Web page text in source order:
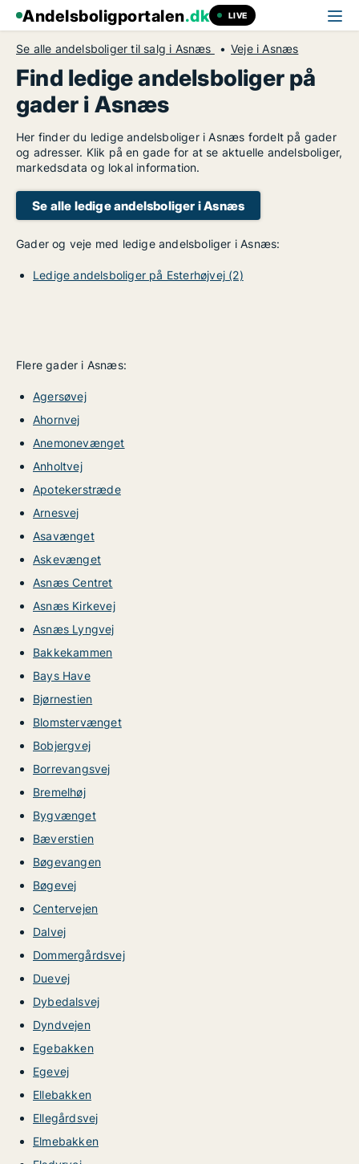
Andelsboligportalen.dk LIVE
Se alle andelsboliger til salg i Asnæs Veje i Asnæs
Find ledige andelsboliger på
gader i Asnæs
Her finder du ledige andelsboliger i Asnæs fordelt på gader
og adresser. Klik på en gade for at se aktuelle andelsboliger,
markedsdata og lokal information.
Se alle ledige andelsboliger i Asnæs
Gader og veje med ledige andelsboliger i Asnæs:
Ledige andelsboliger på Esterhøjvej (2)
Flere gader i Asnæs:
Agersøvej
Ahornvej
Anemonevænget
Anholtvej
Apotekerstræde
Arnesvej
Asavænget
Askevænget
Asnæs Centret
Asnæs Kirkevej
Asnæs Lyngvej
Bakkekammen
Bays Have
Bjørnestien
Blomstervænget
Bobjergvej
Borrevangsvej
Bremelhøj
Bygvænget
Bæverstien
Bøgevangen
Bøgevej
Centervejen
Dalvej
Dommergårdsvej
Duevej
Dybedalsvej
Dyndvejen
Egebakken
Egevej
Ellebakken
Ellegårdsvej
Elmebakken